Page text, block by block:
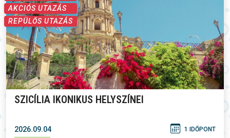
AKCIÓS UTAZÁS
REPÜLŐS UTAZÁS
SZICÍLIA IKONIKUS HELYSZÍNEI
2026.09.04 1 IDŐPONT